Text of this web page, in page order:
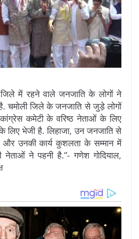
जिले में रहने वाले जनजाति के लोगों ने
चमोली जिले के जनजाति से जुड़े लोगों
कमेटी के वरिष्ठ नेताओं के लिए
लिए भेजी है. लिहाजा, उन जनजाति से
उनकी कार्य कुशलता के सम्मान में
ने पहनी है.”- गणेश गोदियाल,